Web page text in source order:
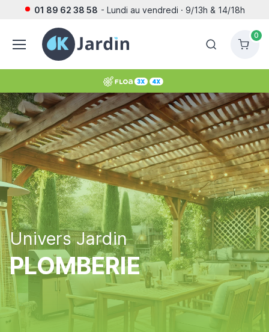
01 89 62 38 58 - Lundi au vendredi · 9/13h & 14/18h
0
Univers Jardin
PLOMBERIE